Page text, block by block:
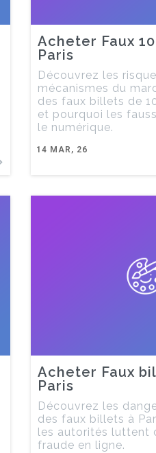
Acheter Faux
Paris
14 MAR, 26
Découvrez les
mécanismes du
des faux billets de
et pourquoi les
le numérique.
Acheter Faux
Paris
Découvrez les
des faux billets à
les autorités luttent
fraude en ligne.